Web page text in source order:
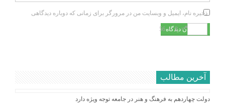
ذخیره نام، ایمیل و وبسایت من در مرورگر برای زمانی که دوباره دیدگاهی
می‌نویسم.×
8
=
56
آخرین مطالب
دولت چهاردهم به فرهنگ و هنر در جامعه توجه ویژه دارد